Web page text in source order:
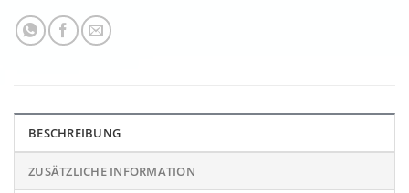
BESCHREIBUNG
ZUSÄTZLICHE INFORMATION